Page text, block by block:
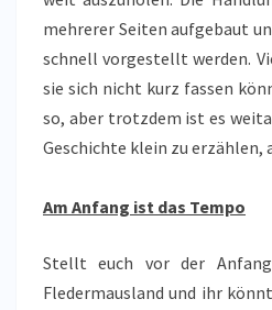
mehrerer Seiten aufgebaut
schnell vorgestellt werden.
sie sich nicht kurz fassen
so, aber trotzdem ist es
Geschichte klein zu erzählen,
Am Anfang ist das Tempo
Stellt euch vor der
Fledermausland und ihr